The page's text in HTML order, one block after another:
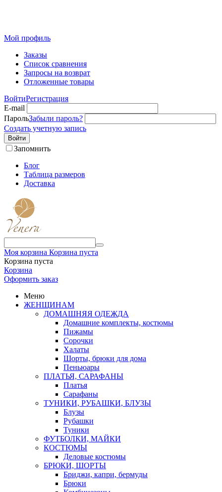
Мой профиль
Заказы
Список сравнения
Запросы на возврат
Отложенные товары
ВойтиРегистрация
E-mail
ПарольЗабыли пароль?
Создать учетную запись
Войти
Запомнить
Блог
Таблица размеров
Доставка
Моя корзина Корзина пуста
Корзина пуста
Корзина
Оформить заказ
Меню
ЖЕНЩИНАМ
ДОМАШНЯЯ ОДЕЖДА
Домашние комплекты, костюмы
Пижамы
Сорочки
Халаты
Шорты, брюки для дома
Пеньюары
ПЛАТЬЯ, САРАФАНЫ
Платья
Сарафаны
ТУНИКИ, РУБАШКИ, БЛУЗЫ
Блузы
Рубашки
Туники
ФУТБОЛКИ, МАЙКИ
КОСТЮМЫ
Деловые костюмы
БРЮКИ, ШОРТЫ
Бриджи, капри, бермуды
Брюки